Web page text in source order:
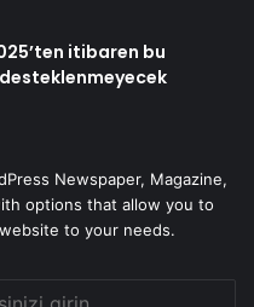
itibaren bu
Newspaper, Magazine,
options that allow you to
to your needs.